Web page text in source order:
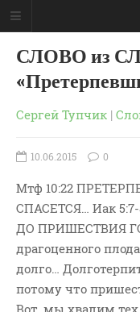
ГЛАВНАЯ
СЛОВО из
Сергей Тупчик |
10.06.2015 0
Мтф 10:22
СПАСЕТСЯ… Иак
ДО ПРИШЕСТВИЯ
драгоценного
долго…
потому что
Вот, мы хвалим